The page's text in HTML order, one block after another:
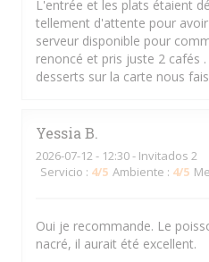
L'entrée et les plats étaient
tellement d'attente pour
serveur disponible pour
renoncé et pris juste 2 cafés
desserts sur la carte nous
Yessia B
2026-07-12 - 12:30 - Invitados 2
Servicio : 4/5 Ambiente : 4/5
Oui je recommande. Le
nacré, il aurait été excellent.